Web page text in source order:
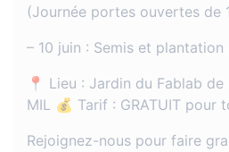
(Journée portes ouvertes de
– 10 juin : Semis et plantation
📍 Lieu : Jardin du Fablab de
MIL 💰 Tarif : GRATUIT pour
Rejoignez-nous pour faire